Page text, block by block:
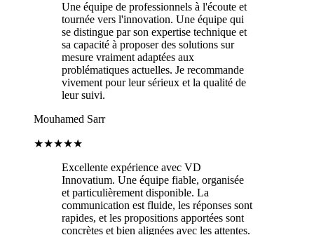
Une équipe de professionnels à l'écoute et
tournée vers l'innovation. Une équipe qui
se distingue par son expertise technique et
sa capacité à proposer des solutions sur
mesure vraiment adaptées aux
problématiques actuelles. Je recommande
vivement pour leur sérieux et la qualité de
leur suivi.
Mouhamed Sarr
★★★★★
Excellente expérience avec VD
Innovatium. Une équipe fiable, organisée
et particulièrement disponible. La
communication est fluide, les réponses sont
rapides, et les propositions apportées sont
concrètes et bien alignées avec les attentes.